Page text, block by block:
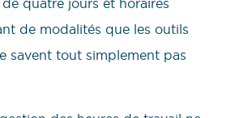
quatre jours et horaires
de modalités que les outils
savent tout simplement pas